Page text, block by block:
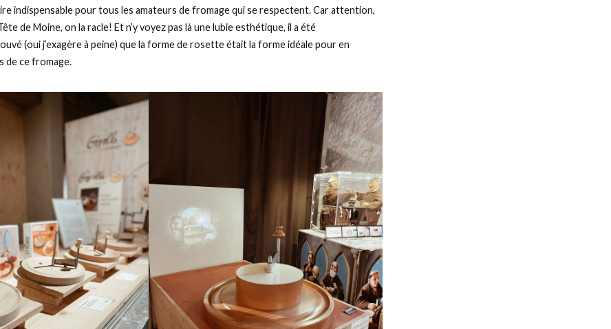
indispensable pour tous les amateurs de fromage qui se respectent. Car attention,
de Moine, on la racle! Et n’y voyez pas là une lubie esthétique, il a été
(oui j’exagère à peine) que la forme de rosette était la forme idéale pour en
de ce fromage.